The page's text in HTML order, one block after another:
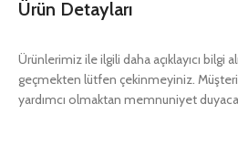
Ürün Detayları
Ürünlerimiz ile ilgili daha açıklayıcı bilgi
geçmekten lütfen çekinmeyiniz.
yardımcı olmaktan memnuniyet